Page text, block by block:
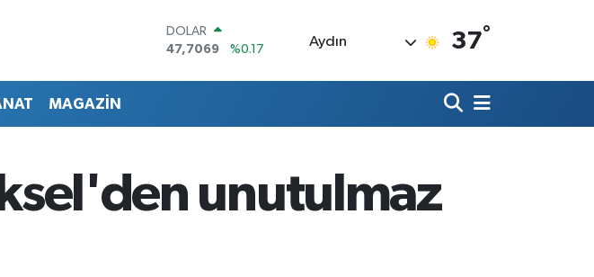
DOLAR
47,7069
%0.17
13.887
%64
BITCOIN
Aydın 37°
MAGAZİN
unutulmaz